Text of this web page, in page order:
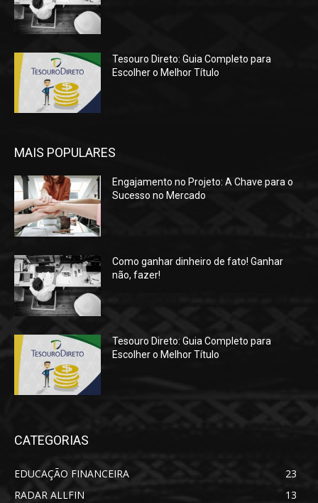
Tesouro Direto: Guia Completo para
Escolher o Melhor Título
MAIS POPULARES
Engajamento no Projeto: A Chave para o
Sucesso no Mercado
Como ganhar dinheiro de fato! Ganhar
não, fazer!
Tesouro Direto: Guia Completo para
Escolher o Melhor Título
CATEGORIAS
EDUCAÇÃO FINANCEIRA
23
RADAR ALLFIN
13